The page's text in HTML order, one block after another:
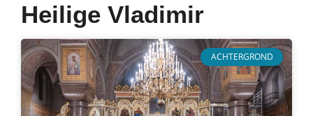
Heilige Vladimir
ACHTERGROND